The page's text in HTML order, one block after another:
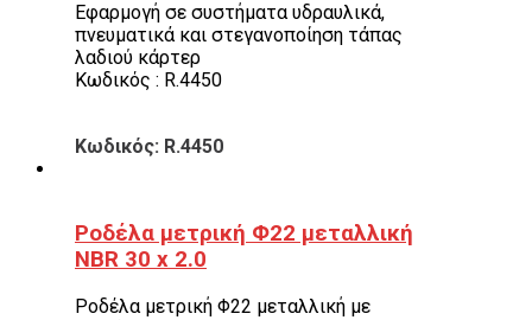
Εφαρμογή σε συστήματα υδραυλικά,
πνευματικά και στεγανοποίηση τάπας
λαδιού κάρτερ
Κωδικός : R.4450
Κωδικός: R.4450
Ροδέλα μετρική Φ22 μεταλλική
NBR 30 x 2.0
Ροδέλα μετρική Φ22 μεταλλική με